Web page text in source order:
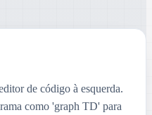
de código à esquerda.
como 'graph TD' para